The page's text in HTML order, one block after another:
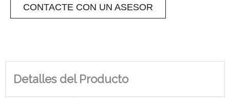
CONTACTE CON UN ASESOR
Detalles del Producto